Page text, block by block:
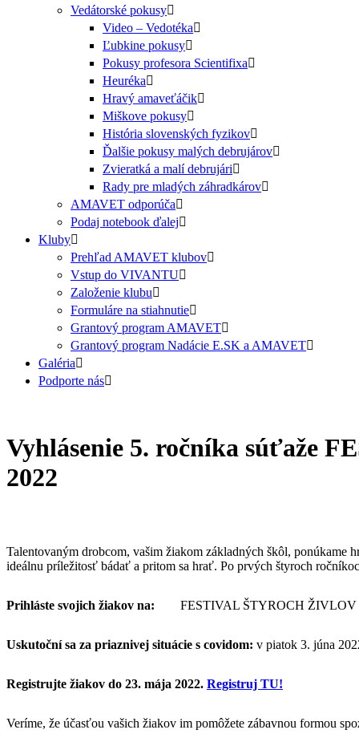
Vedátorské pokusy
Video – Vedotéka
Ľubkine pokusy
Pokusy profesora Scientifixa
Heuréka
Hravý amaveťáčik
Miškove pokusy
História slovenských fyzikov
Ďalšie pokusy malých debrujárov
Zvieratká a malí debrujári
Rady pre mladých záhradkárov
AMAVET odporúča
Podaj notebook ďalej
Kluby
Prehľad AMAVET klubov
Vstup do VIVANTU
Založenie klubu
Formuláre na stiahnutie
Grantový program AMAVET
Grantový program Nadácie E.SK a AMAVET
Galéria
Podporte nás
Vyhlásenie 5. ročníka súťaže
2022
Talentovaným drobcom, vašim žiakom základných škôl, ponúkame
ideálnu príležitosť bádať a pritom sa hrať. Po prvých štyroch
Prihláste svojich žiakov na: FESTIVAL ŠTYROCH ŽIVLOV
Uskutoční sa za priaznivej situácie s covidom: v piatok 3. júna
Registrujte žiakov do 23. mája 2022. Registruj TU!
Veríme, že účasťou vašich žiakov im pomôžete zábavnou formou